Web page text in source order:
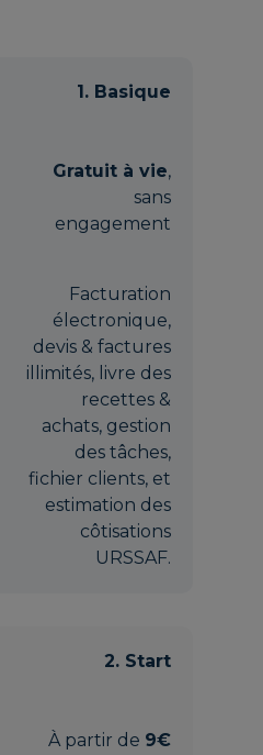
1. Basique
Gratuit à vie,
sans
engagement
Facturation
électronique,
devis & factures
illimités, livre des
recettes &
achats, gestion
des tâches,
fichier clients, et
estimation des
côtisations
URSSAF.
2. Start
À partir de 9€